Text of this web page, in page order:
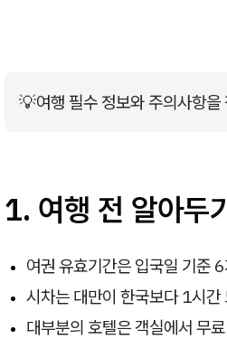
💡여행 필수 정보와 주의사항을
1. 여행 전 알아두
여권 유효기간은 입국일 기준
시차는 대만이 한국보다 1시간
대부분의 호텔은 객실에서 무